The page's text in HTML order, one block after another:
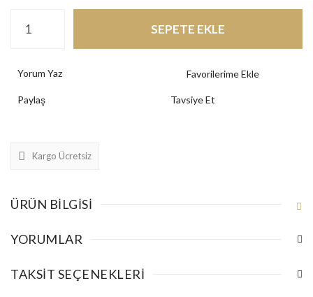
SEPETE EKLE
Yorum Yaz
Paylaş Tavsiye Et
Kargo Ücretsiz
ÜRÜN BILGISI
YORUMLAR
TAKSIT SEÇENEKLERI